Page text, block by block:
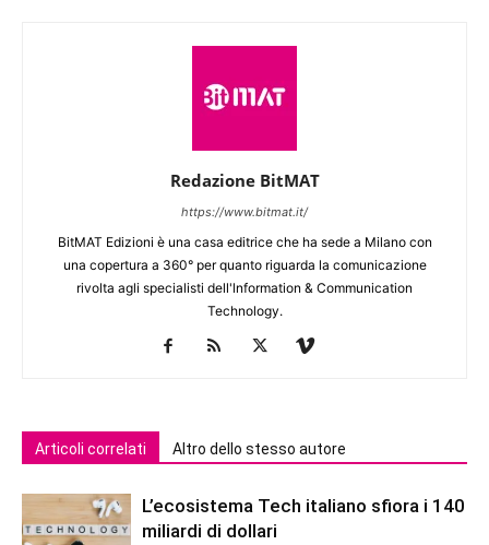
Redazione BitMAT
https://www.bitmat.it/
BitMAT Edizioni è una casa editrice che ha sede a Milano con
una copertura a 360° per quanto riguarda la comunicazione
rivolta agli specialisti dell'lnformation & Communication
Technology.
Articoli correlati Altro dello stesso autore
L’ecosistema Tech italiano sfiora i 140
miliardi di dollari